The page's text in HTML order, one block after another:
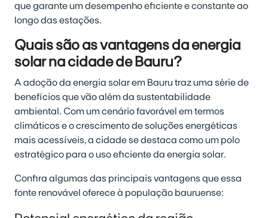
que garante um desempenho eficiente e constante ao
longo das estações.
Quais são as vantagens da energia
solar na cidade de Bauru?
A adoção da energia solar em Bauru traz uma série de
benefícios que vão além da sustentabilidade
ambiental. Com um cenário favorável em termos
climáticos e o crescimento de soluções energéticas
mais acessíveis, a cidade se destaca como um polo
estratégico para o uso eficiente da energia solar.
Confira algumas das principais vantagens que essa
fonte renovável oferece à população bauruense: